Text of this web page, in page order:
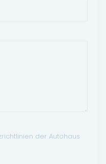
der Autohaus